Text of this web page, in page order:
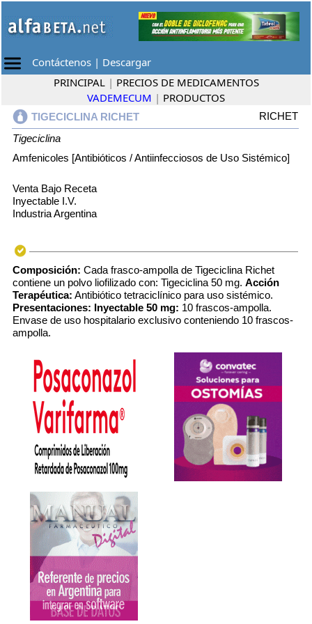
Contáctenos | Descargar
PRINCIPAL | PRECIOS DE MEDICAMENTOS
VADEMECUM | PRODUCTOS
TIGECICLINA RICHET
RICHET
Tigeciclina
Amfenicoles [Antibióticos / Antiinfecciosos de Uso Sistémico]
Venta Bajo Receta
Inyectable I.V.
Industria Argentina
Composición: Cada frasco-ampolla de Tigeciclina Richet
contiene un polvo liofilizado con: Tigeciclina 50 mg. Acción
Terapéutica: Antibiótico tetraciclínico para uso sistémico.
Presentaciones: Inyectable 50 mg: 10 frascos-ampolla.
Envase de uso hospitalario exclusivo conteniendo 10 frascos-
ampolla.